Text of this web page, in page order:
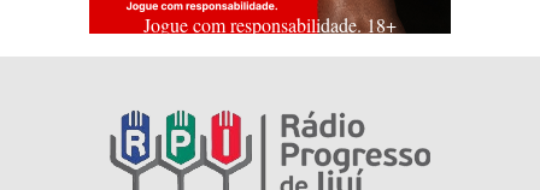
Jogue com responsabilidade. 18+